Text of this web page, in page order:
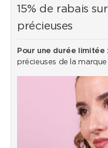
15% de rabais
précieuses
Pour une durée limitée :
précieuses de la marque